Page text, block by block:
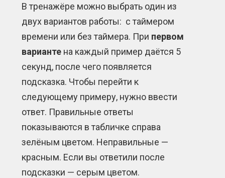
В тренажёре можно выбрать один из
двух вариантов работы: с таймером
времени или без таймера. При первом
варианте на каждый пример даётся 5
секунд, после чего появляется
подсказка. Чтобы перейти к
следующему примеру, нужно ввести
ответ. Правильные ответы
показываются в табличке справа
зелёным цветом. Неправильные —
красным. Если вы ответили после
подсказки — серым цветом.